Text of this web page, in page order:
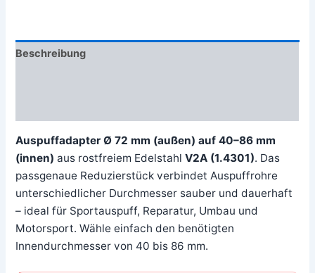
Beschreibung
Auspuffadapter Ø 72 mm (außen) auf 40–86 mm
(innen) aus rostfreiem EdelstahlV2A (1.4301). Das
passgenaue Reduzierstück verbindet Auspuffrohre
unterschiedlicher Durchmesser sauber und dauerhaft
– ideal für Sportauspuff, Reparatur, Umbau und
Motorsport. Wähle einfach den benötigten
Innendurchmesser von 40 bis 86 mm.